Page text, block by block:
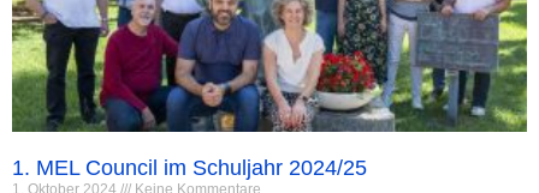
1. MEL Council im Schuljahr 2024/25